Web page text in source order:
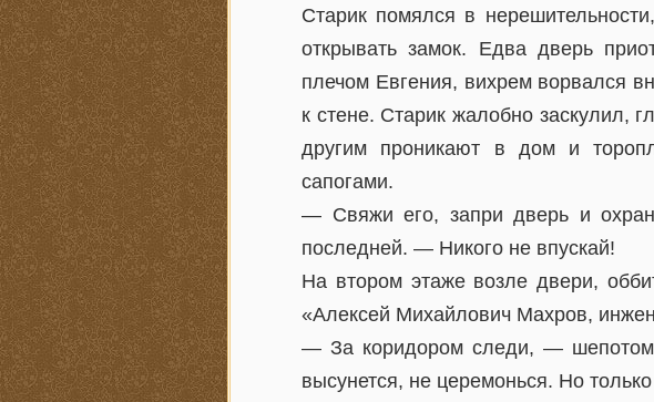
Старик помялся в
открывать замок. Едва дверь
плечом Евгения, вихрем ворвался
к стене. Старик жалобно заскулил,
другим проникают в дом и
сапогами.
— Свяжи его, запри дверь и
последней. — Никого не впускай!
На втором этаже возле двери,
«Алексей Михайлович Махров,
— За коридором следи, — шепотом
высунется, не церемонься. Но